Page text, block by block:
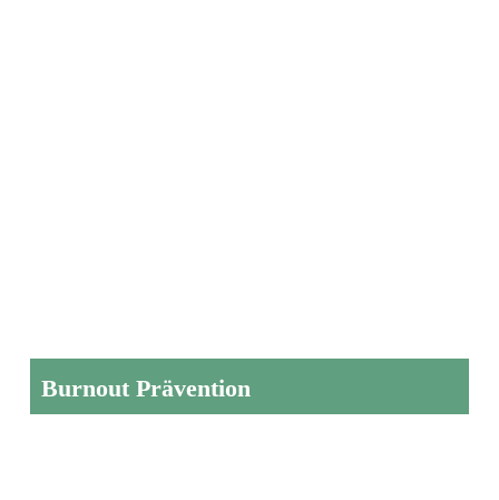
Burnout Prävention